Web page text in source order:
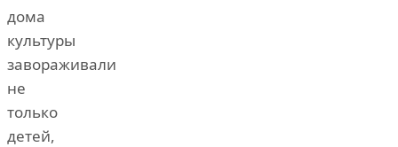
дома
культуры
завораживали
не
только
детей,